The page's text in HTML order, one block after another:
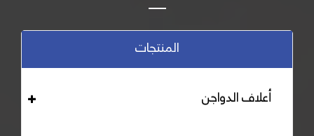
المنتجات
أعلاف الدواجن